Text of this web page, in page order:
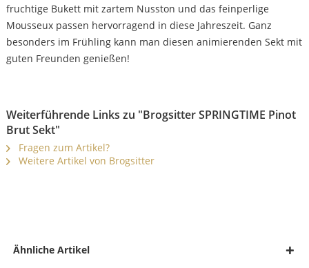
fruchtige Bukett mit zartem Nusston und das feinperlige
Mousseux passen hervorragend in diese Jahreszeit. Ganz
besonders im Frühling kann man diesen animierenden Sekt mit
guten Freunden genießen!
Weiterführende Links zu "Brogsitter SPRINGTIME Pinot
Brut Sekt"
Fragen zum Artikel?
Weitere Artikel von Brogsitter
Ähnliche Artikel